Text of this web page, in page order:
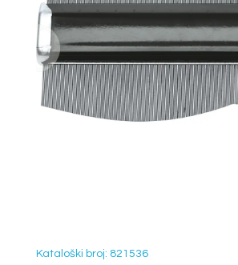
Kataloški broj: 821536